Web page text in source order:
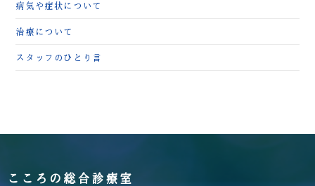
病気や症状について
治療について
スタッフのひとり言
こころの総合診療室